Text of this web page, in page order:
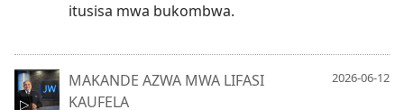
itusisa mwa bukombwa.
2026-06-12
MAKANDE AZWA MWA LIFASI
KAUFELA